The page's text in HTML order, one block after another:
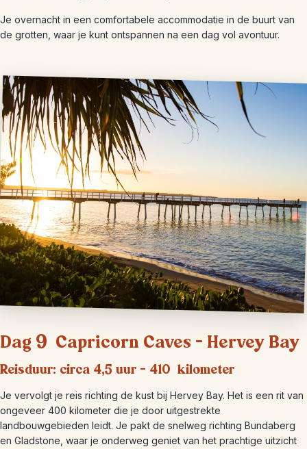
Je overnacht in een comfortabele accommodatie in de buurt van
de grotten, waar je kunt ontspannen na een dag vol avontuur.
Dag 9 Capricorn Caves – Hervey Bay
Reisduur: circa 4,5 uur – 410 kilometer
Je vervolgt je reis richting de kust bij Hervey Bay. Het is een rit van
ongeveer 400 kilometer die je door uitgestrekte
landbouwgebieden leidt. Je pakt de snelweg richting Bundaberg
en Gladstone, waar je onderweg geniet van het prachtige uitzicht